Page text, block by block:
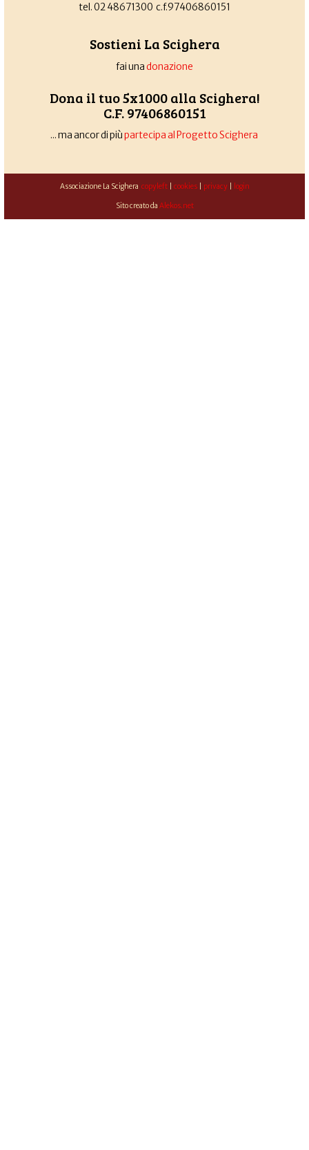
tel. 02 48671300 c.f.97406860151
Sostieni La Scighera
fai unadonazione
Dona il tuo 5x1000 alla Scighera!
C.F. 97406860151
... ma ancor di piùpartecipa al Progetto Scighera
Associazione La Scighera copyleft| cookies| privacy| login
Sito creato da Alekos.net